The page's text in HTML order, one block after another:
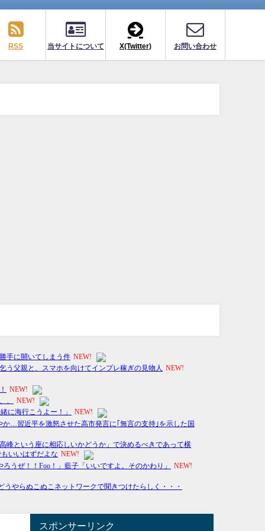
RSS 当サイトについて X(Twitter) お問い合わせ
スポンサーリンク